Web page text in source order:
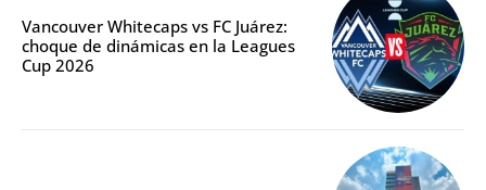
Vancouver Whitecaps vs FC Juárez:
choque de dinámicas en la Leagues
Cup 2026